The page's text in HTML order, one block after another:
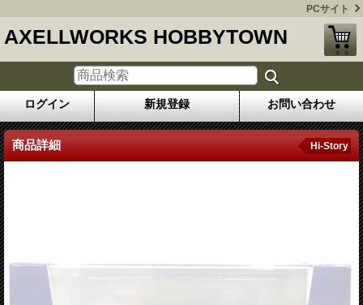
PCサイト
AXELLWORKS HOBBYTOWN
ログイン 新規登録 お問い合わせ
商品詳細 Hi-Story